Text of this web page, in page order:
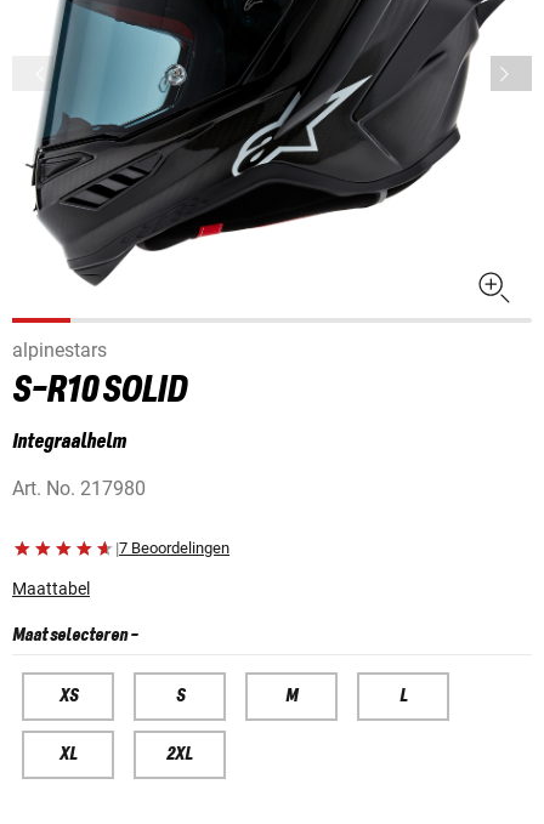
alpinestars
S-R10 SOLID
Integraalhelm
Art. No. 217980
|7 Beoordelingen
Maattabel
Maat selecteren-
XS S M L
XL 2XL